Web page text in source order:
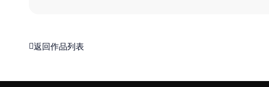
返回作品列表